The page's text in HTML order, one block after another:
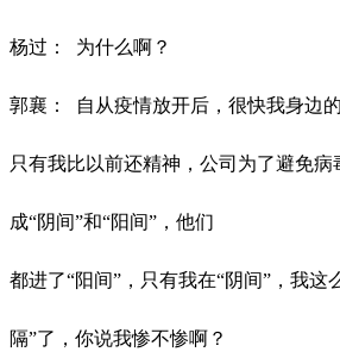
杨过： 为什么啊？
郭襄： 自从疫情放开后，很快我身边
只有我比以前还精神，公司为了避免病
成“阴间”和“阳间”，他们
都进了“阳间”，只有我在“阴间”，我这
隔”了， 你说我惨不惨啊？